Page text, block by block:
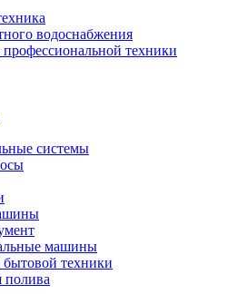
водоснабжения
техники
системы
машины
бытовой техники
полива